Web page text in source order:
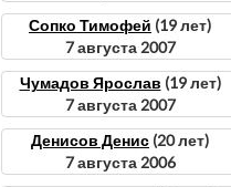
Сопко Тимофей (19 лет)
7 августа 2007
Чумадов Ярослав (19 лет)
7 августа 2007
Денисов Денис (20 лет)
7 августа 2006